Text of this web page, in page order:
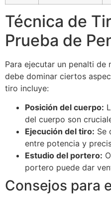
Técnica de
Prueba de
Para ejecutar un penalti de
debe dominar ciertos
tiro incluye:
Posición del cuerpo:
del cuerpo son
Ejecución del tiro: Se
entre potencia y
Estudio del portero:
portero puede dar
Consejos para